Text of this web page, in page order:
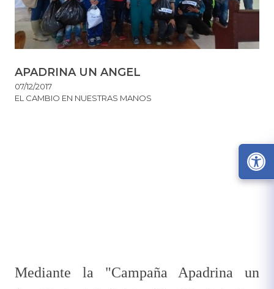
APADRINA UN ANGEL
07/12/2017
EL CAMBIO EN NUESTRAS MANOS
Mediante la "Campaña Apadrina un